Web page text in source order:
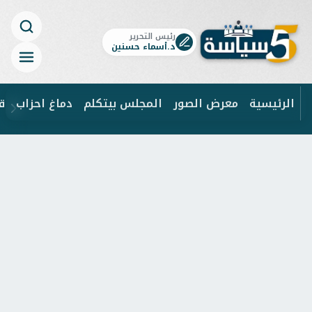
رئيس التحرير
د.أسماء حسنين
الرئيسية معرض الصور المجلس بيتكلم دماغ احزاب